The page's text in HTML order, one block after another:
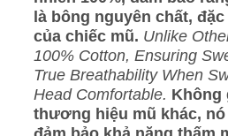
là bông nguyên chất,
của chiếc mũ. Unlike
100% Cotton, Ensuring
True Breathability When
Head Comfortable. Không
thương hiệu mũ khác, nó